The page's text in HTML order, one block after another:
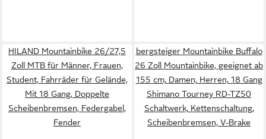
HILAND Mountainbike 26/27,5
Zoll MTB für Männer, Frauen,
Student, Fahrräder für Gelände,
Mit 18 Gang, Doppelte
Scheibenbremsen, Federgabel,
Fender
bergsteiger Mountainbike Buffalo
26 Zoll Mountainbike, geeignet ab
155 cm, Damen, Herren, 18 Gang
Shimano Tourney RD-TZ50
Schaltwerk, Kettenschaltung,
Scheibenbremsen, V-Brake